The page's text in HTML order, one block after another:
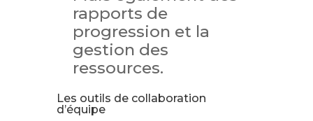
rapports de
progression et la
gestion des
ressources.
Les outils de collaboration
d’équipe